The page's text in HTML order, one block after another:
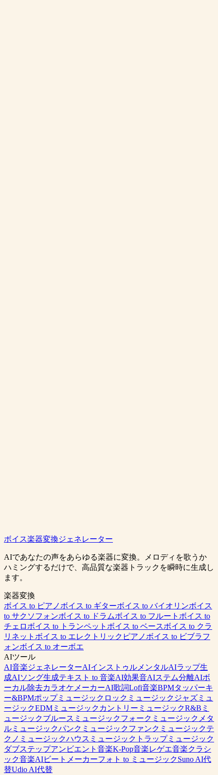
BGMを生成する 料金プランを見る
ボイス楽器変換ジェネレーター
AIであなたの声をあらゆる楽器に変換。メロディを歌うか
ハミングするだけで、高品質な楽器トラックを瞬時に生成し
ます。
楽器変換
ボイス to ピアノ ボイス to ギターボイス to バイオリンボイス
to サクソフォンボイス to ドラムボイス to フルート ボイス to
チェロ ボイス to トランペット ボイス to ベースボイス to クラ
リネット ボイス to エレクトリックピアノ ボイス to ビブラフ
ォンボイス to オーボエ
AIツール
AI音楽ジェネレーターAIインストゥルメンタルAIラップ生
成AIソング生成テキスト to 音楽AI効果音AIステム分離AIボ
ーカル除去カラオケメーカーAI歌詞Lofi音楽BPMタッパーキ
ー&BPMポップミュージック ロックミュージック ジャズミュ
ージックEDMミュージック カントリーミュージックR&Bミ
ュージックブルースミュージックフォークミュージック メタ
ルミュージックパンクミュージックファンクミュージックテ
クノミュージックハウスミュージック トラップミュージック
ダブステップアンビエント音楽K-Pop音楽レゲエ音楽クラシ
ック音楽AIビートメーカーフォト to ミュージックSuno AI代
替Udio AI代替